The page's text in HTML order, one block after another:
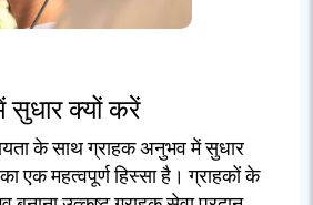
क्यों करें
के साथ ग्राहक अनुभव में सुधार
एक महत्वपूर्ण हिस्सा है। ग्राहकों के